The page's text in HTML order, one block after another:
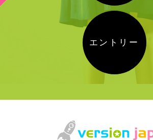
エントリー